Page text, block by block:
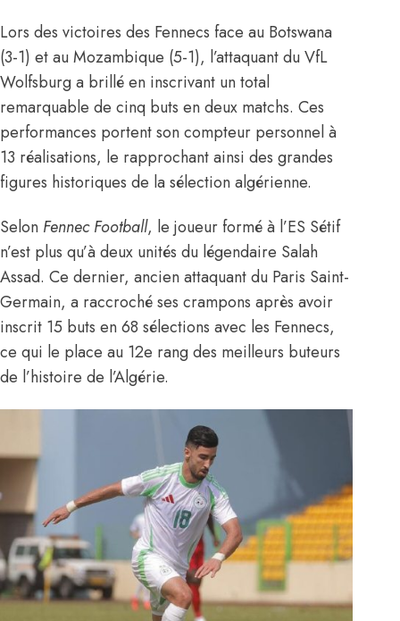
Lors des victoires des Fennecs face au Botswana
(3-1) et au Mozambique (5-1), l’attaquant du VfL
Wolfsburg a brillé en inscrivant un total
remarquable de cinq buts en deux matchs. Ces
performances portent son compteur personnel à
13 réalisations, le rapprochant ainsi des grandes
figures historiques de la sélection algérienne.
Selon Fennec Football, le joueur formé à l’ES Sétif
n’est plus qu’à deux unités du légendaire Salah
Assad. Ce dernier, ancien attaquant du Paris Saint-
Germain, a raccroché ses crampons après avoir
inscrit 15 buts en 68 sélections avec les Fennecs,
ce qui le place au 12e rang des meilleurs buteurs
de l’histoire de l’Algérie.